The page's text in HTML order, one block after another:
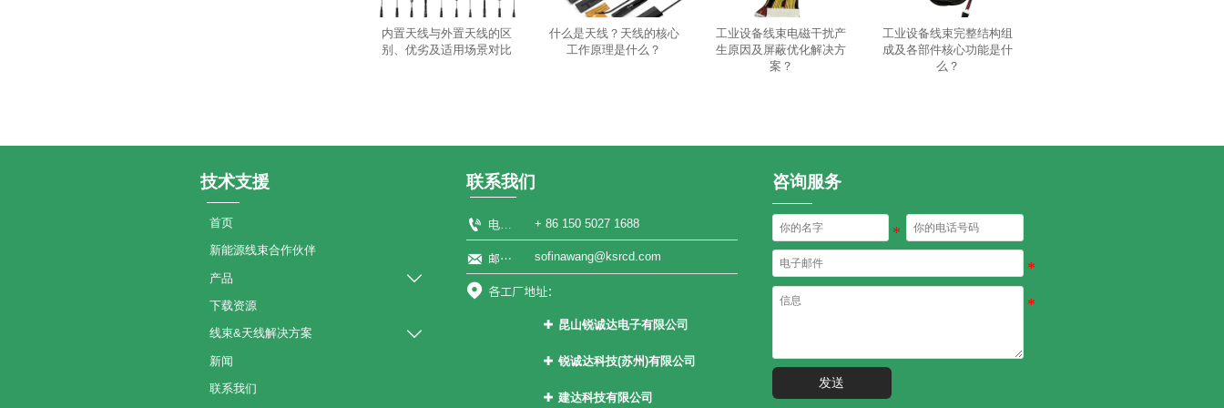
内置天线与外置天线的区
别、优劣及适用场景对比
什么是天线？天线的核心
工作原理是什么？
工业设备线束电磁干扰产
生原因及屏蔽优化解决方
案？
工业设备线束完整结构组
成及各部件核心功能是什
么？
技术支援
首页
新能源线束合作伙伴
产品 
下载资源
线束&天线解决方案 
新闻
联系我们
联系我们
 电话： + 86 150 5027 1688
 邮箱： sofinawang@ksrcd.com
 各工厂地址：
 昆山锐诚达电子有限公司
江苏省昆山市张浦镇花苑路1899号
 锐诚达科技(苏州)有限公司
江苏省常熟市碧溪街道乐成路2号
 建达科技有限公司
咨询服务
发送